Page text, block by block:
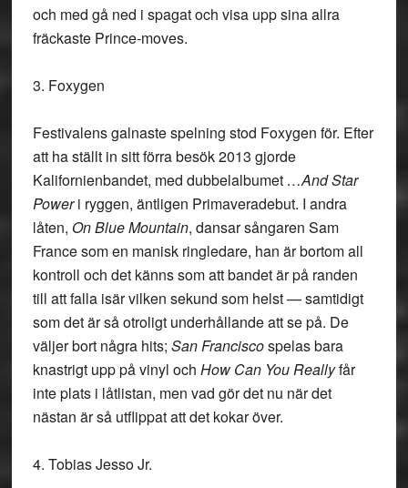
och med gå ned i spagat och visa upp sina allra
fräckaste Prince-moves.
3. Foxygen
Festivalens galnaste spelning stod Foxygen för. Efter
att ha ställt in sitt förra besök 2013 gjorde
Kalifornienbandet, med dubbelalbumet …And Star
Poweri ryggen, äntligen Primaveradebut. I andra
låten, On Blue Mountain, dansar sångaren Sam
France som en manisk ringledare, han är bortom all
kontroll och det känns som att bandet är på randen
till att falla isär vilken sekund som helst — samtidigt
som det är så otroligt underhållande att se på. De
väljer bort några hits; San Franciscospelas bara
knastrigt upp på vinyl och How Can You Reallyfår
inte plats i låtlistan, men vad gör det nu när det
nästan är så utflippat att det kokar över.
4. Tobias Jesso Jr.